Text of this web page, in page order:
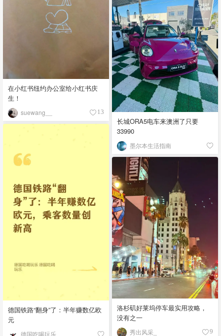
在小红书纽约办公室给小红书庆
生！
suewang__ 13
长城ORA5电车来澳洲了只要
33990
墨尔本生活指南
德国铁路“翻身”了：半年赚数亿欧
元
德国吃喝玩乐
洛杉矶好莱坞停车最实用攻略，
没有之一
秀出风采_ 9